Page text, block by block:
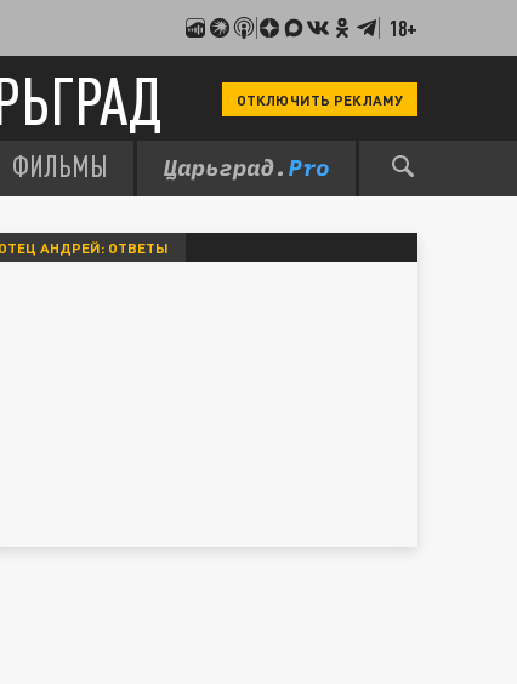
18+
ОТКЛЮЧИТЬ РЕКЛАМУ
ФИЛЬМЫ
ОТЕЦ АНДРЕЙ: ОТВЕТЫ